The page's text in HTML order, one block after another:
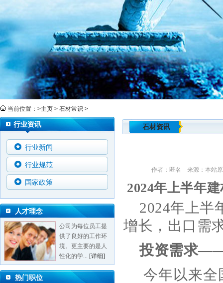
当前位置：>主页 > 石材常识 >
行业资讯
行业新闻
行业规范
国家政策
人才理念
公司为每位员工提
供了良好的工作环
境。更主要的是人
性化的学... [详细]
热门职位
石材资讯
作者：匿名 来源：本站
2024年上半年
2024年上半
增长，出口需
投资需求
今年以来全